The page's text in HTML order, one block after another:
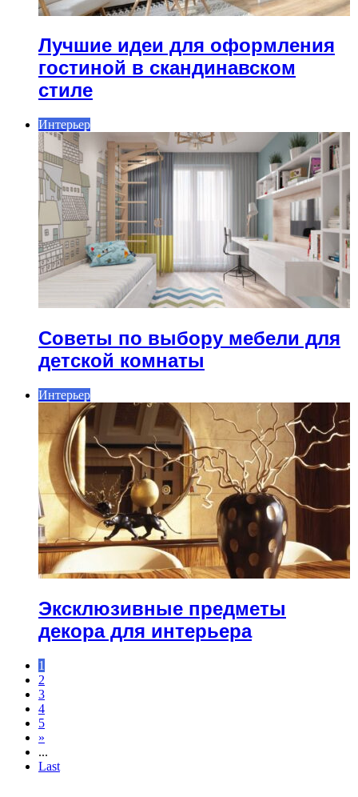
Лучшие идеи для оформления
гостиной в скандинавском
стиле
Интерьер
Советы по выбору мебели для
детской комнаты
Интерьер
Эксклюзивные предметы
декора для интерьера
1
2
3
4
5
»
...
Last